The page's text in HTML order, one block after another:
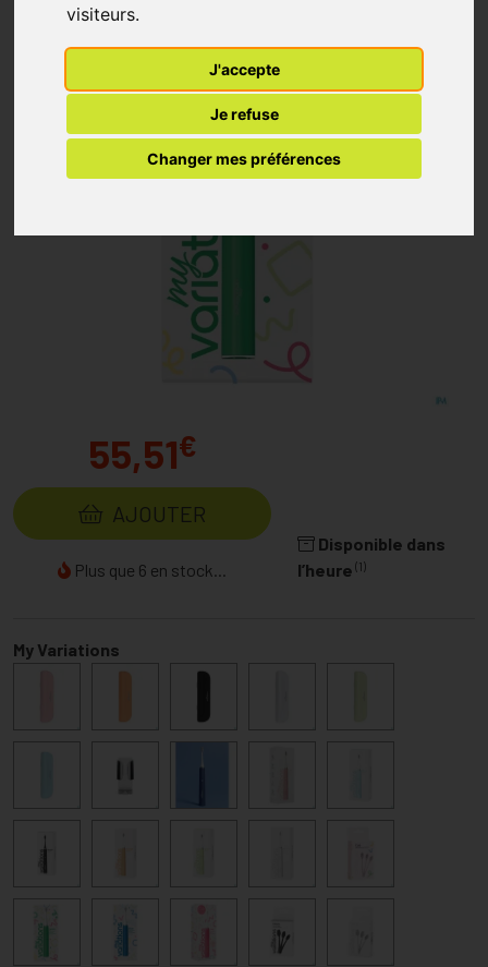
visiteurs.
J'accepte
Je refuse
Changer mes préférences
55,51€
AJOUTER
Plus que 6 en stock...
Disponible dans
l’heure (1)
My Variations